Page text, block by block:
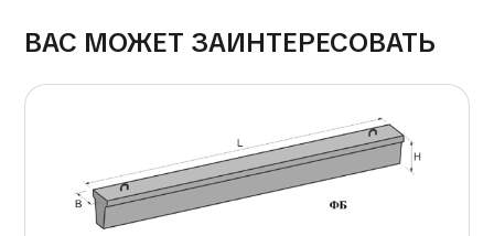
ВАС МОЖЕТ ЗАИНТЕРЕСОВАТЬ